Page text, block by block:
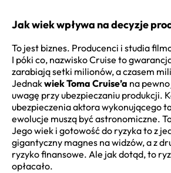
Jak wiek wpływa na decyzje
To jest biznes. Producenci i studia
I póki co, nazwisko Cruise to
zarabiają setki milionów, a czasem
Jednakwiek Toma Cruise’a na
uwagę przy ubezpieczaniu produkcji.
ubezpieczenia aktora wykonującego
ewolucje muszą być astronomiczne.
Jego wiek i gotowość do ryzyka to z
gigantyczny magnes na widzów, a z
ryzyko finansowe. Ale jak dotąd, to
opłacało.